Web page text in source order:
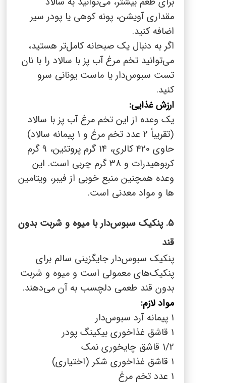
مقداری آویشن، پونه کوهی یا پودر سیر
اضافه کنید.
اگر به دنبال یک صبحانه کامل‌تر هستید،
می‌توانید تخم مرغ آب پز با سالاد را با نان
تست سبوس‌دار یا ماست یونانی سرو
کنید.
ارزش غذایی:
یک وعده از این تخم مرغ آب پز با سالاد
(تقریباً 2 عدد تخم مرغ و 1 پیمانه سالاد)
حاوی 420 کالری، 14 گرم پروتئین، 9 گرم
کربوهیدرات و 38 گرم چربی است. این
وعده همچنین منبع خوبی از فیبر، ویتامین
ها و مواد معدنی است.
5. پنکیک سبوس‌دار با میوه و شربت بدون
قند
پنکیک سبوس‌دار جایگزینی سالم برای
پنکیک‌های معمولی است و میوه و شربت
بدون قند طعمی دلچسب به آن می‌دهند.
مواد لازم:
1 پیمانه آرد سبوس‌دار
1 قاشق غذاخوری بیکینگ پودر
1/2 قاشق چایخوری نمک
1 قاشق غذاخوری شکر (اختیاری)
1 عدد تخم مرغ